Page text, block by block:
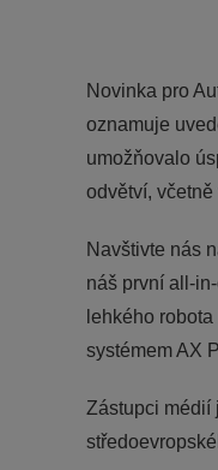
Novinka pro
oznamuje
umožňovalo
odvětví,
Navštivte nás
náš první all-
lehkého
systémem AX
Zástupci médií